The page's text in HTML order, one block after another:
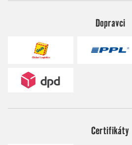
Dopravci
Certifikáty